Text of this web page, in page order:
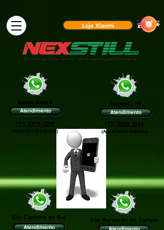
Loja Xiaomi
Santo André
Atendimento
(11) 4319-7299
(Assistência Express)
Tatuapé - SP
Atendimento
(11) 3508-1544
(Assis†ência Express)
São Bernardo do Campo
Atendimento
São Caetano do Sul
Atendimento